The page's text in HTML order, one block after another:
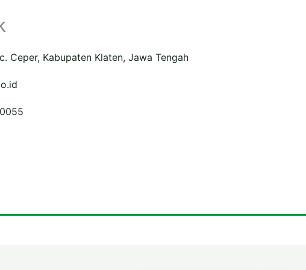
Ceper, Kabupaten Klaten, Jawa Tengah